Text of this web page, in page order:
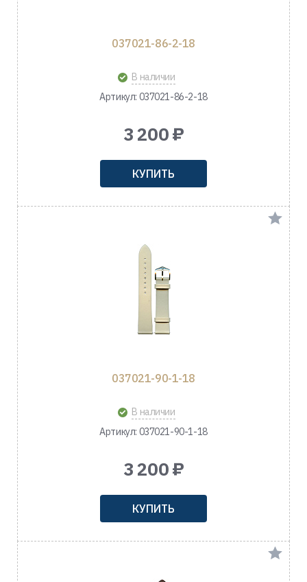
037021-86-2-18
В наличии
Артикул: 037021-86-2-18
3 200 ₽
КУПИТЬ
037021-90-1-18
В наличии
Артикул: 037021-90-1-18
3 200 ₽
КУПИТЬ